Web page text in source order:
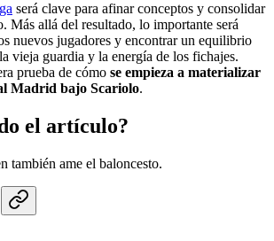
será clave para afinar conceptos y consolidar
Más allá del resultado, lo importante será
nuevos jugadores y encontrar un equilibrio
vieja guardia y la energía de los fichajes.
prueba de cómo se empieza a materializar
Madrid bajo Scariolo.
el artículo?
también ame el baloncesto.